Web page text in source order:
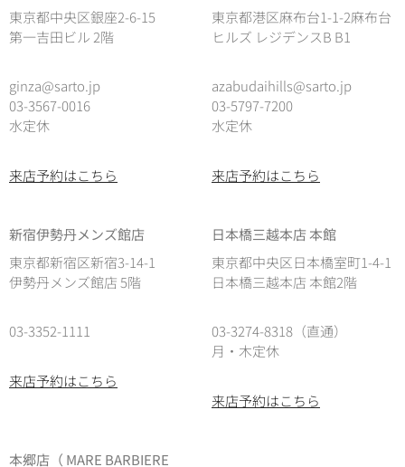
東京都中央区銀座2-6-15
第一吉田ビル 2階
ginza@sarto.jp
03-3567-0016
水定休
来店予約はこちら
東京都港区麻布台1-1-2麻布台
ヒルズ レジデンスB B1
azabudaihills@sarto.jp
03-5797-7200
水定休
来店予約はこちら
新宿伊勢丹メンズ館店
東京都新宿区新宿3-14-1
伊勢丹メンズ館店 5階
03-3352-1111
来店予約はこちら
日本橋三越本店 本館
東京都中央区日本橋室町1-4-1
日本橋三越本店 本館2階
03-3274-8318（直通）
月・木定休
来店予約はこちら
本郷店（ MARE BARBIERE